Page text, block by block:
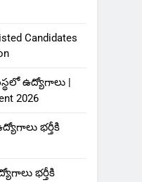
Candidates
ఉద్యోగాలు |
2026
భర్తీకి
భర్తీకి